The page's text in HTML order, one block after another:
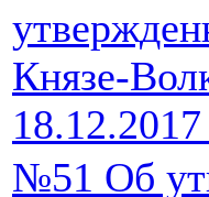
Князе-
№51 Об